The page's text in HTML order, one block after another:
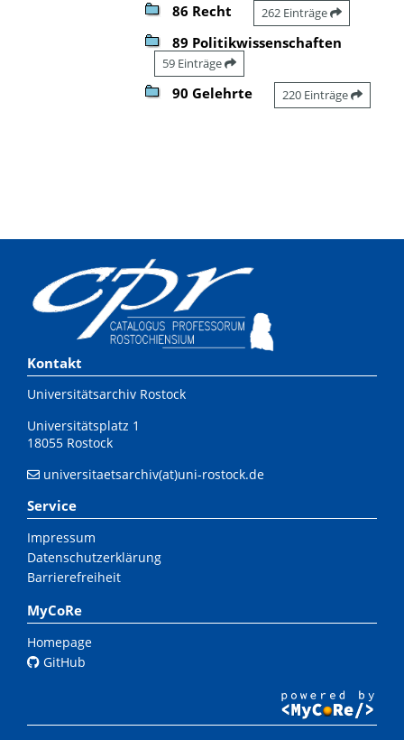
86 Recht 262 Einträge
89 Politikwissenschaften
59 Einträge
90 Gelehrte 220 Einträge
Kontakt
Universitätsarchiv Rostock
Universitätsplatz 1
18055 Rostock
universitaetsarchiv(at)uni-rostock.de
Service
Impressum
Datenschutzerklärung
Barrierefreiheit
MyCoRe
Homepage
GitHub